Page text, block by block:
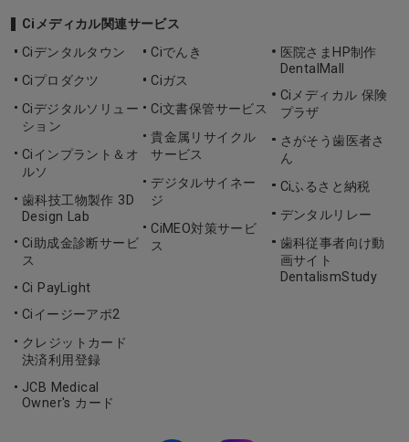
Ciメディカル関連サービス
Ciデンタルタウン
Ciプロダクツ
Ciデジタルソリュー
ション
Ciインプラント＆オ
ルソ
歯科技工物製作 3D
Design Lab
Ci助成金診断サービ
ス
Ci PayLight
Ciイージーアポ2
クレジットカード
決済利用登録
JCB Medical
Owner's カード
Ciでんき
Ciガス
Ci文書保管サービス
貴金属リサイクル
サービス
デジタルサイネー
ジ
CiMEO対策サービ
ス
医院さまHP制作
DentalMall
Ciメディカル 保険
プラザ
さがそう歯医者さ
ん
Ciふるさと納税
デンタルリレー
歯科従事者向け動
画サイト
DentalismStudy